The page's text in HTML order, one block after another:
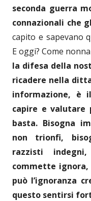
seconda guerra
connazionali che
capito e sapevano
E oggi? Come
la difesa della
ricadere nella
informazione, è
capire e valutare
basta. Bisogna
non trionfi,
razzisti
commette ignora,
può l’ignoranza
questo sentirsi